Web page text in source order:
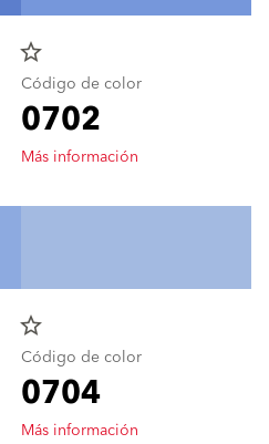
star_border
Código de color
0702
Más información
star_border
Código de color
0704
Más información